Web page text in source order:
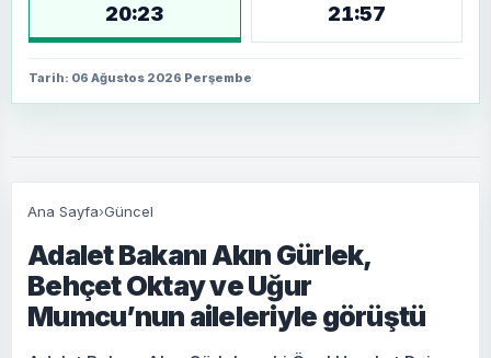
20:23 21:57
Tarih: 06 Ağustos 2026 Perşembe
Ana Sayfa›Güncel
Adalet Bakanı Akın Gürlek,
Behçet Oktay ve Uğur
Mumcu’nun aileleriyle görüştü